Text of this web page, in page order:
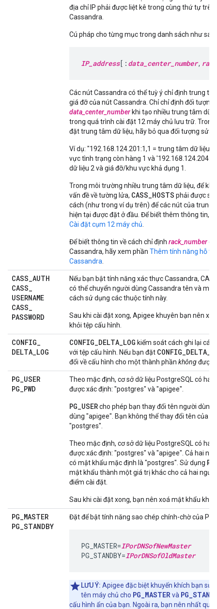
địa chỉ IP phải được liệt kê trong cùng thứ tự
Cassandra.
Cú pháp cho từng mục trong danh sách như sau:
IP_address[: data_center_number,
Các nút Cassandra có thể tuỳ ý chỉ định trung
giá đỡ của nút Cassandra. Chỉ chỉ định đối tượng
data_center_number khi tạo nhiều trung tâm dữ
trong quá trình cài đặt 12 máy chủ lưu trữ.
đặt trung tâm dữ liệu, hãy bỏ qua đối tượng sửa
Ví dụ: "192.168.124.201:1,1 = trung tâm dữ liệu
vực tình trạng còn hàng 1 và
dữ liệu 2 và giá đỡ/khu vực khả dụng 1.
Trong môi trường nhiều trung tâm dữ liệu, để
vấn đề về tường lửa, CASS_HOSTS phải được
cách (như trong ví dụ trên) để các nút của trung
hiện tại được đặt ở đầu. Để biết thêm thông tin,
Cài đặt cụm 12 máy chủ
Để biết thông tin về cách chỉ định rack_number
Cassandra, hãy xem phần Thêm tính năng hỗ
Cassandra
CASS_AUTH
CASS_
USERNAME
CASS_
PASSWORD
Nếu bạn bật tính năng xác thực Cassandra,
có thể chuyển người dùng Cassandra tên và
cách sử dụng các thuộc tính này.
Sau khi cài đặt xong, Apigee khuyên bạn nên
khỏi tệp cấu hình.
CONFIG_
DELTA_LOG
CONFIG_DELTA_LOG kiểm soát cách ghi lại các
với tệp cấu hình. Nếu bạn đặt
đổi về cấu hình cho một thành phần khôngđược
PG_USER
PG_PWD
Theo mặc định, cơ sở dữ liệu PostgreSQL có hai
được xác định: "postgres" và "apigee".
PG_USERcho phép bạn thay đổi tên người dùng
dùng "apigee". Bạn không thể thay đổi tên của
"postgres".
Theo mặc định, cơ sở dữ liệu PostgreSQL có hai
được xác định: "postgres" và "apigee". Cả hai
có mật khẩu mặc định là "postgres". Sử dụng
mật khẩu thành một giá trị khác cho cả hai
điểm cài đặt.
Sau khi cài đặt xong, bạn nên xoá mật khẩu khỏi
PG_MASTER
PG_STANDBY
Đặt để bật tính năng sao chép chính-chờ của
PG_MASTER=IPorDNSofNewMaster
PG_STANDBY=IPorDNSofOldMaster
LƯU Ý: Apigee đặc biệt khuyến khích bạn sử
tên máy chủ cho PG_MASTERvà
cấu hình ẩn của bạn. Ngoài ra, bạn nên nhất